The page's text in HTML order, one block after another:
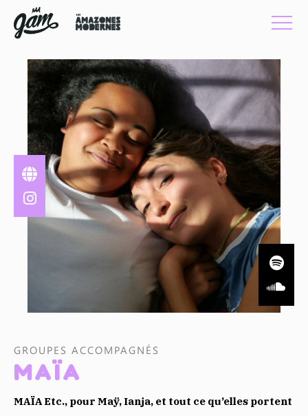
GROUPES ACCOMPAGNÉS
MAÏA
MAÏA Etc., pour Maÿ, Ianja, et tout ce qu’elles portent